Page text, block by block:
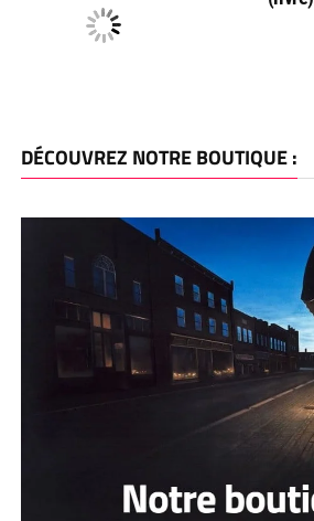
DÉCOUVREZ NOTRE BOUTIQUE :